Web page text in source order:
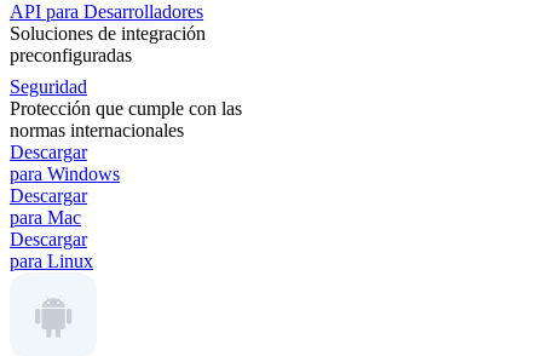
API para Desarrolladores
Soluciones de integración
preconfiguradas
Seguridad
Protección que cumple con las
normas internacionales
Descargar
para Windows
Descargar
para Mac
Descargar
para Linux